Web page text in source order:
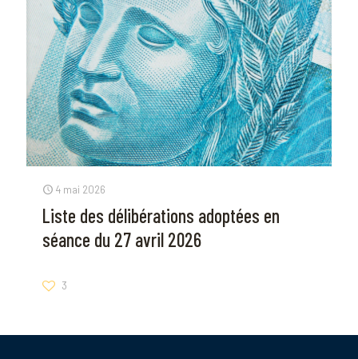
4 mai 2026
Liste des délibérations adoptées en
séance du 27 avril 2026
3